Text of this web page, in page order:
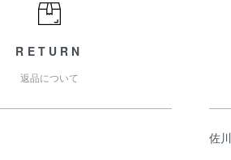
RETURN
返品について
佐